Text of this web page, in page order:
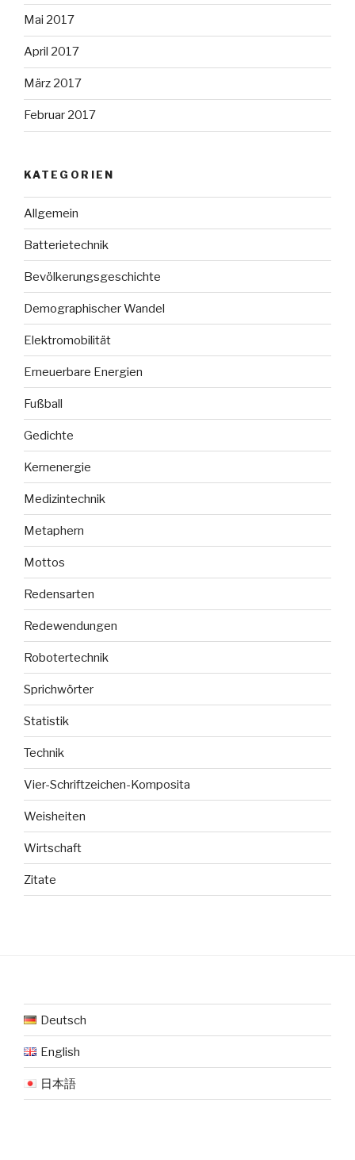
Mai 2017
April 2017
März 2017
Februar 2017
KATEGORIEN
Allgemein
Batterietechnik
Bevölkerungsgeschichte
Demographischer Wandel
Elektromobilität
Erneuerbare Energien
Fußball
Gedichte
Kernenergie
Medizintechnik
Metaphern
Mottos
Redensarten
Redewendungen
Robotertechnik
Sprichwörter
Statistik
Technik
Vier-Schriftzeichen-Komposita
Weisheiten
Wirtschaft
Zitate
Deutsch
English
日本語